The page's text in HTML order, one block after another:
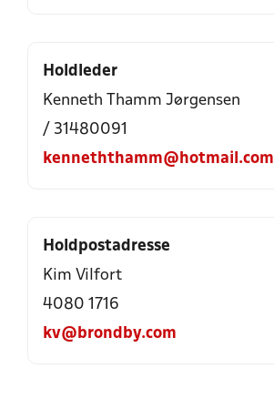
Holdleder
Kenneth Thamm Jørgensen
/ 31480091
kenneththamm@hotmail.com
Holdpostadresse
Kim Vilfort
4080 1716
kv@brondby.com